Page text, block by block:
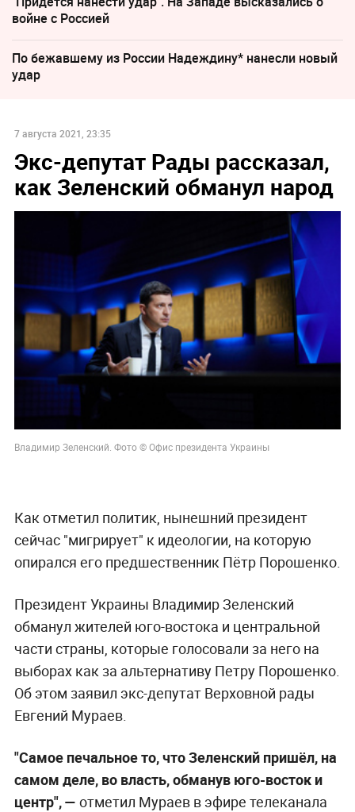
войне с Россией
По бежавшему из России Надеждину* нанесли новый
удар
7 августа 2021, 23:35
Экс-депутат Рады рассказал,
как Зеленский обманул народ
Владимир Зеленский. Фото © Офис президента Украины
Как отметил политик, нынешний президент
сейчас "мигрирует" к идеологии, на которую
опирался его предшественник Пётр Порошенко.
Президент Украины Владимир Зеленский
обманул жителей юго-востока и центральной
части страны, которые голосовали за него на
выборах как за альтернативу Петру Порошенко.
Об этом заявил экс-депутат Верховной рады
Евгений Мураев.
"Самое печальное то, что Зеленский пришёл, на
самом деле, во власть, обманув юго-восток и
центр", — отметил Мураев в эфире телеканала